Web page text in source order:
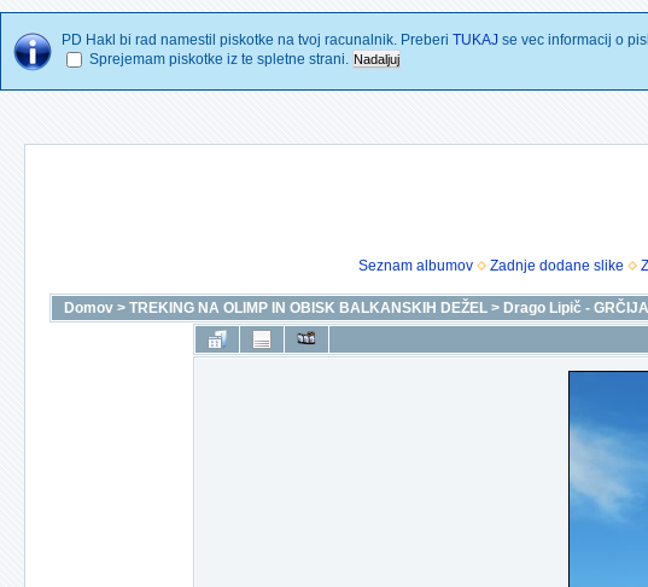
PD Hakl bi rad namestil piskotke na tvoj racunalnik. Preberi TUKAJ se vec informacij o
Sprejemam piskotke iz te spletne strani.
Seznam albumov
Zadnje dodane slike
Domov > TREKING NA OLIMP IN OBISK BALKANSKIH DEŽEL > Drago Lipič -